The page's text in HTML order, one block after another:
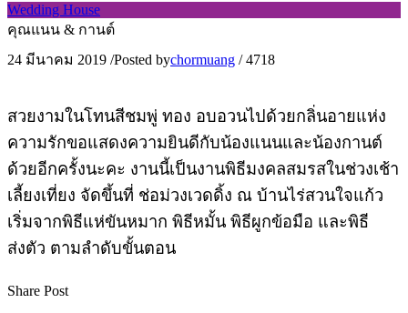
Wedding House
คุณแนน & กานต์
24 มีนาคม 2019 /Posted bychormuang / 4718
สวยงามในโทนสีชมพู่ ทอง อบอวนไปด้วยกลิ่นอายแห่ง
ความรักขอแสดงความยินดีกับน้องแนนและน้องกานต์
ด้วยอีกครั้งนะคะ งานนี้เป็นงานพิธีมงคลสมรสในช่วงเช้า
เลี้ยงเที่ยง จัดขึ้นที่ ช่อม่วงเวดดิ้ง ณ บ้านไร่สวนใจแก้ว
เริ่มจากพิธีแห่ขันหมาก พิธีหมั้น พิธีผูกข้อมือ และพิธี
ส่งตัว ตามลำดับขั้นตอน
Share Post